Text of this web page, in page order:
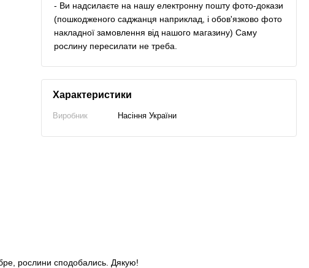
- Ви надсилаєте на нашу електронну пошту фото-докази
(пошкодженого саджанця наприклад, і обов'язково фото
накладної замовлення від нашого магазину) Саму
рослину пересилати не треба.
Характеристики
Виробник Насіння України
рослини сподобались. Дякую!